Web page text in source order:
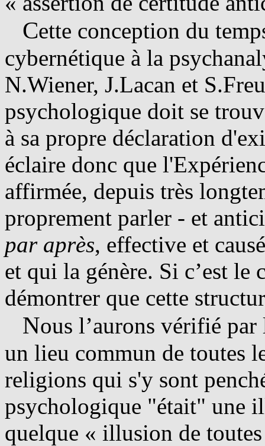
Cette conception du
cybernétique à la
N.Wiener, J.Lacan et
psychologique doit se
à sa propre déclaration
éclaire donc que
affirmée, depuis très
proprement parler - et
par après, effective et
et qui la génère. Si c’est le
démontrer que cette
Nous l’aurons vérifié
un lieu commun de toutes
religions qui s'y sont
psychologique "était" une
quelque « illusion de